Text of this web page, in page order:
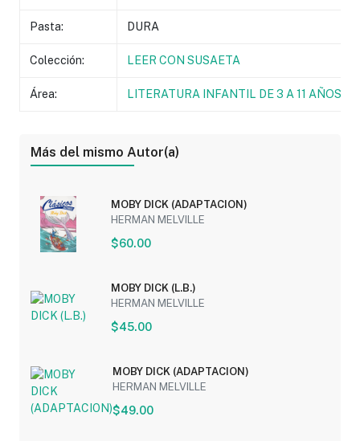
Pasta: DURA
Colección: LEER CON SUSAETA
Área: LITERATURA INFANTIL DE 3 A 11 AÑOS
Más del mismo Autor(a)
MOBY DICK (ADAPTACION)
HERMAN MELVILLE
$60.00
MOBY DICK (L.B.)
HERMAN MELVILLE
$45.00
MOBY DICK (ADAPTACION)
HERMAN MELVILLE
$49.00